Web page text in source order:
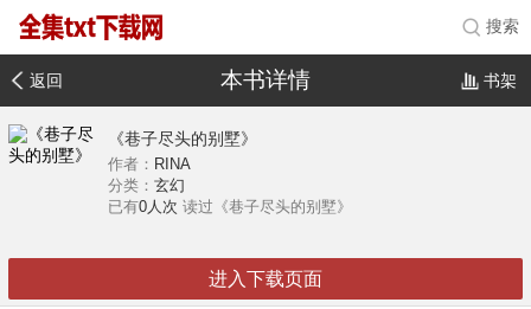
搜索
返回 本书详情 书架
《巷子尽头的别墅》
作者： RINA
分类： 玄幻
已有0人次 读过《巷子尽头的别墅》
进入下载页面